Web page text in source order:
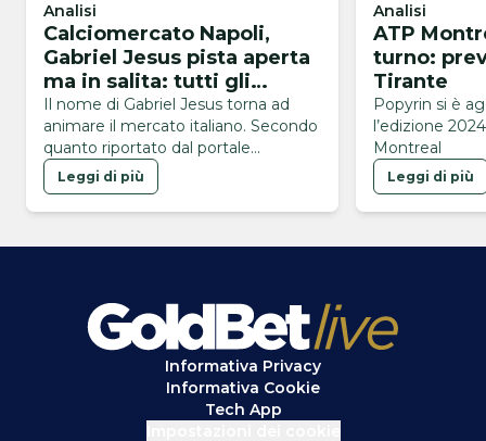
Analisi
Calciomercato Napoli,
Gabriel Jesus pista aperta
ma in salita: tutti gli
ostacoli
Il nome di Gabriel Jesus torna ad
animare il mercato italiano. Secondo
quanto riportato dal portale
brasiliano GE, l’attaccante
dell’Arsenal sarebbe finito nel mirino
del Napoli, alla ricerca di un nuovo
brasiliano è in uscita dall’Arsenal, ma i
Gunners sono intenzionati a cederlo
soltanto …
Leggi di più
Analisi
ATP
turno:
Tirante
Popyrin si è
l’edizione
Montreal
Leggi di più
Informativa Privacy
Informativa Cookie
Tech App